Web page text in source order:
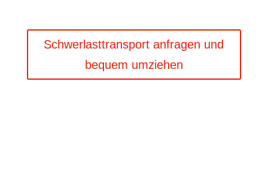
Schwerlasttransport anfragen und
bequem umziehen